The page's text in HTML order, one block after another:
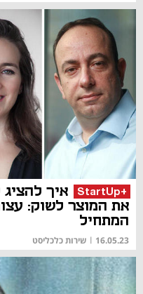
+StartUp
איך
את המוצר לשוק:
המתחיל
16.05.23
| שירות כלכליסט